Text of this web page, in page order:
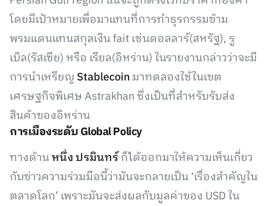
โดยมีเป้าหมายเพื่อมาแทนที่การทำธุรกรรมข้าม
พรมแดนแทนสกุลเงิน fait เช่นดอลลาร์(สหรัฐ), รู
เบิล(รัสเซีย) หรือ เรียล(อิหร่าน) ในรายงานกล่าวว่าจะมี
การนำเหรียญ Stablecoinมาทดลองใช้ในเขต
เศรษฐกิจพิเศษ Astrakhan ซึ่งเป็นที่สำหรับรับส่ง
สินค้าของอิหร่าน
การเมืองระดับ Global Policy
ทางด้านหนึ่ง ปรมินทร์ก็ได้ออกมาให้ความเห็นเกี่ยว
กับข่าวความร่วมมือนี้ว่ามันจะกลายเป็น ‘เรื่องสำคัญใน
ตลาดโลก’ เพราะมันจะส่งผลกับมูลค่าของ USD ใน